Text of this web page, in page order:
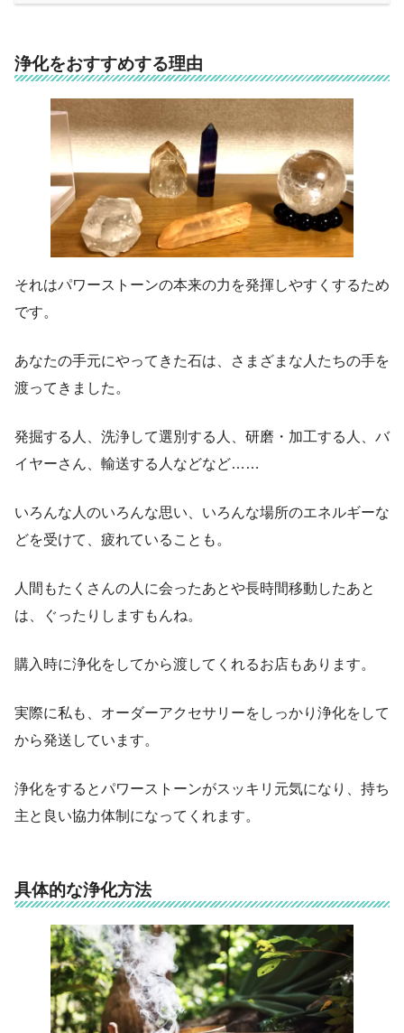
浄化をおすすめする理由
それはパワーストーンの本来の力を発揮しやすくするため
です。
あなたの手元にやってきた石は、さまざまな人たちの手を
渡ってきました。
発掘する人、洗浄して選別する人、研磨・加工する人、バ
イヤーさん、輸送する人などなど……
いろんな人のいろんな思い、いろんな場所のエネルギーな
どを受けて、疲れていることも。
人間もたくさんの人に会ったあとや長時間移動したあと
は、ぐったりしますもんね。
購入時に浄化をしてから渡してくれるお店もあります。
実際に私も、オーダーアクセサリーをしっかり浄化をして
から発送しています。
浄化をするとパワーストーンがスッキリ元気になり、持ち
主と良い協力体制になってくれます。
具体的な浄化方法